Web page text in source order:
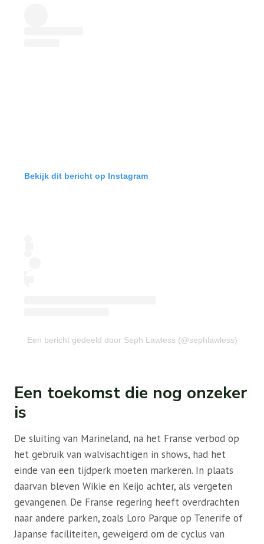
Bekijk dit bericht op Instagram
Een bericht gedeeld door Seph Lawless (@sephlawless)
Een toekomst die nog onzeker
is
De sluiting van Marineland, na het Franse verbod op
het gebruik van walvisachtigen in shows, had het
einde van een tijdperk moeten markeren. In plaats
daarvan bleven Wikie en Keijo achter, als vergeten
gevangenen. De Franse regering heeft overdrachten
naar andere parken, zoals Loro Parque op Tenerife of
Japanse faciliteiten, geweigerd om de cyclus van